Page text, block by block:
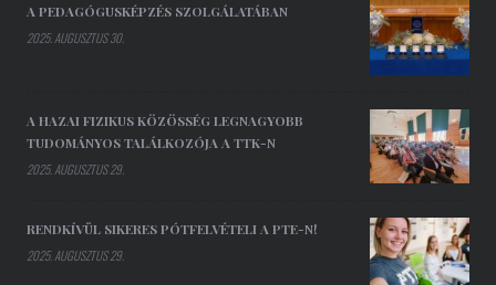
A PEDAGÓGUSKÉPZÉS SZOLGÁLATÁBAN
2025. AUGUSZTUS 30.
A HAZAI FIZIKUS KÖZÖSSÉG LEGNAGYOBB
TUDOMÁNYOS TALÁLKOZÓJA A TTK-N
2025. AUGUSZTUS 29.
RENDKÍVÜL SIKERES PÓTFELVÉTELI A PTE-N!
2025. AUGUSZTUS 29.